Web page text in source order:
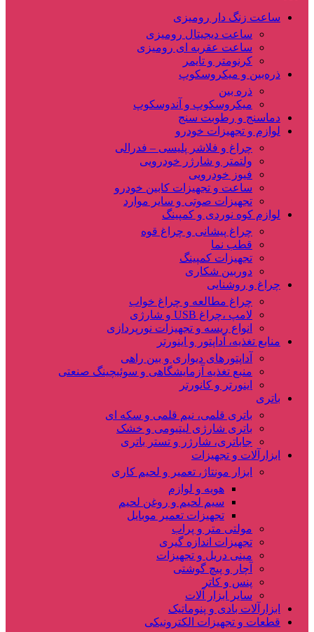
ساعت زنگ دار رومیزی
ساعت دیجیتال رومیزی
ساعت عقربه ای رومیزی
کرنومتر و تایمر
ذره‌بین و میکروسکوپ
ذره بین
میکروسکوپ و آندوسکوپ
دماسنج و رطوبت سنج
لوازم و تجهیزات خودرو
چراغ و فلاشر پلیسی – فدرالی
ولتمتر و شارژر خودرویی
فیوز خودرویی
ساعت و تجهیزات کابین خودرو
تجهیزات صوتی و سایر موارد
لوازم کوه نوردی و کمپینگ
چراغ پیشانی و چراغ قوه
قطب نما
تجهیزات کمپینگ
دوربین شکاری
چراغ و روشنایی
چراغ مطالعه و چراغ خواب
لامپ ،چراغ USB و شارژی
انواع ریسه و تجهیزات نورپردازی
منابع تغذیه، آداپتور و اینورتر
آداپتورهای دیواری و بین راهی
منبع تغذیه آزمایشگاهی و سوئیچینگ صنعتی
اینورتر و کانورتر
باتری
باتری قلمی، نیم قلمی و سکه ای
باتری شارژی لیتیومی و خشک
جاباتری، شارژر و تستر باتری
ابزارآلات و تجهیزات
ابزار مونتاژ، تعمیر و لحیم کاری
هویه و لوازم
سیم لحیم و روغن لحیم
تجهیزات تعمیر موبایل
مولتی متر و پراب
تجهیزات اندازه گیری
مینی دریل و تجهیزات
آچار و پیچ گوشتی
پنس و کاتر
سایر ابزار آلات
ابزارآلات بادی و پنوماتیک
قطعات و تجهیزات الکترونیکی